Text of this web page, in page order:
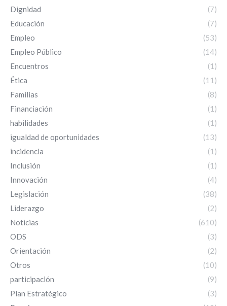
Dignidad
(7)
Educación
(7)
Empleo
(53)
Empleo Público
(14)
Encuentros
(1)
Ética
(11)
Familias
(8)
Financiación
(1)
habilidades
(1)
igualdad de oportunidades
(13)
incidencia
(1)
Inclusión
(1)
Innovación
(4)
Legislación
(38)
Liderazgo
(2)
Noticias
(610)
ODS
(3)
Orientación
(2)
Otros
(10)
participación
(9)
Plan Estratégico
(3)